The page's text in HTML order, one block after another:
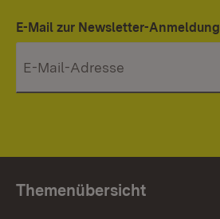
E-Mail zur Newsletter-Anmeldung
Themenübersicht